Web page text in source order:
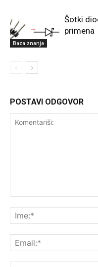
Baza znanja
Šotki
primena
POSTAVI ODGOVOR